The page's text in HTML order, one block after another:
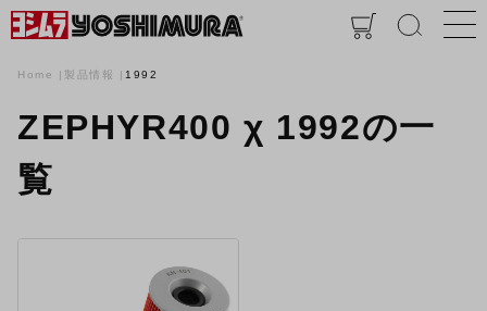
Home 製品情報 1992
ZEPHYR400 χ 1992の一
覧